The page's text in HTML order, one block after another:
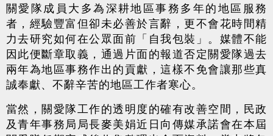
關愛隊成員大多為深耕地區事務多年的地區服務
者，經驗豐富但卻未必善於言辭，更不會花時間精
力去研究如何在公眾面前「自我包裝」。媒體不能
因此便斷章取義，通過片面的報道否定關愛隊過去
兩年為地區事務作出的貢獻，這樣不免會讓那些真
誠奉獻、不辭辛苦的地區工作者寒心。
當然，關愛隊工作的透明度的確有改善空間，民政
及青年事務局局長麥美娟近日向傳媒承諾會在本屆